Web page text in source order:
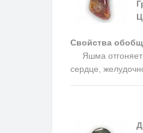
Свойства
Яшма отгоняет
сердце,